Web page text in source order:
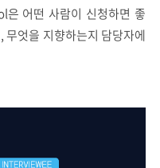
어떤 사람이 신청하면 좋
무엇을 지향하는지 담당자에